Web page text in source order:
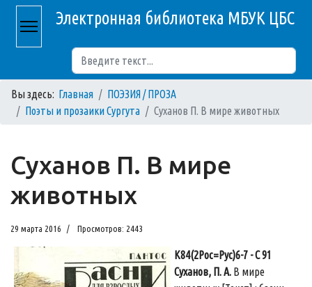
Электронная библиотека МБУК ЦБС
Вы здесь: Главная
ПОЭЗИЯ / ПРОЗА
Поэты и прозаики Сургута
Суханов П. В мире животных
Суханов П. В мире
животных
29 марта 2016 Просмотров: 2443
К84(2Рос=Рус)6-7 - С 91
Суханов, П. А. В мире